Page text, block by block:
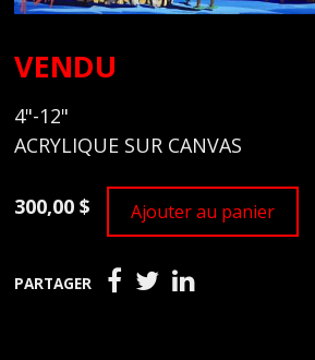
VENDU
4"-12"
ACRYLIQUE SUR CANVAS
300,00 $ Ajouter au panier
PARTAGER